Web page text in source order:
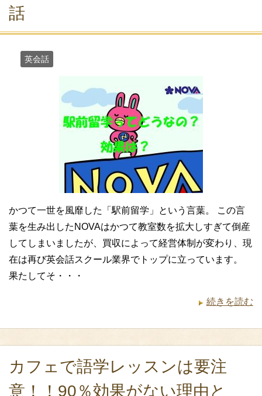
話
英会話
かつて一世を風靡した「駅前留学」という言葉。 この言
葉を生み出したNOVAはかつて教室数を拡大しすぎて倒産
してしまいましたが、買収によって経営体制が変わり、現
在は再び英会話スクール業界でトップに立っています。
果たしてそ・・・
続きを読む
カフェで語学レッスンは要注
意！！90％効果がない理由と